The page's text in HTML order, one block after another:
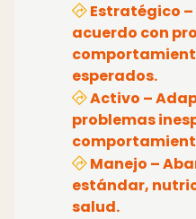
Estratégico
acuerdo con
esperados.
Activo –
problemas
Manejo –
estándar,
salud.